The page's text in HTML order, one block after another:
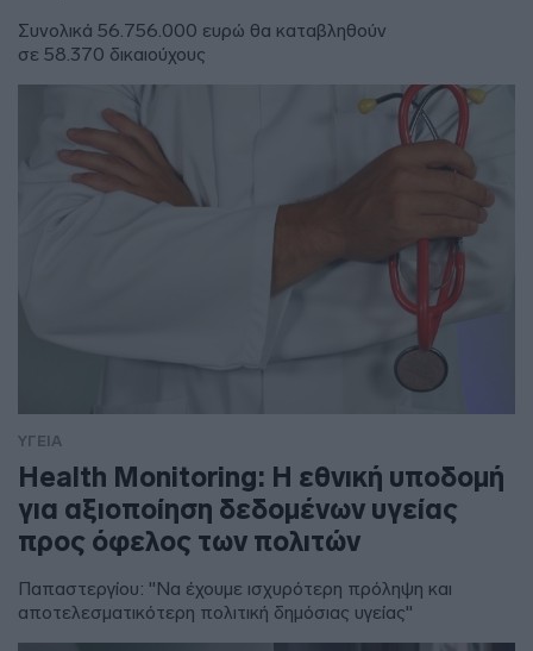
Συνολικά 56.756.000 ευρώ θα καταβληθούν
σε 58.370 δικαιούχους
ΥΓΕΙΑ
Health Monitoring: Η εθνική υποδομή
για αξιοποίηση δεδομένων υγείας
προς όφελος των πολιτών
Παπαστεργίου: "Να έχουμε ισχυρότερη πρόληψη και
αποτελεσματικότερη πολιτική δημόσιας υγείας"